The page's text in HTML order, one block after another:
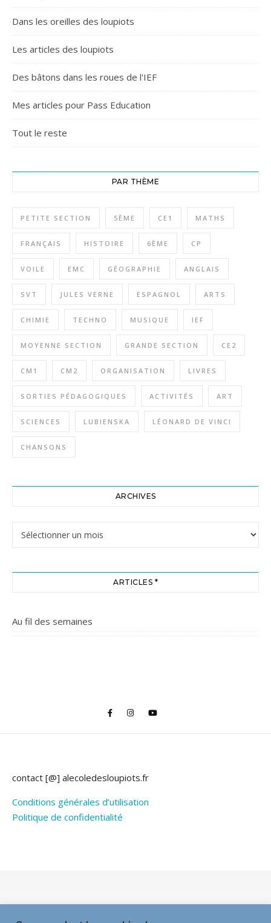
Dans les oreilles des loupiots
Les articles des loupiots
Des bâtons dans les roues de l'IEF
Mes articles pour Pass Education
Tout le reste
PAR THÈME
PETITE SECTION 5ÈME CE1 MATHS
FRANÇAIS HISTOIRE 6ÈME CP
VOILE EMC GÉOGRAPHIE ANGLAIS
SVT JULES VERNE ESPAGNOL ARTS
CHIMIE TECHNO MUSIQUE IEF
MOYENNE SECTION GRANDE SECTION CE2
CM1 CM2 ORGANISATION LIVRES
SORTIES PÉDAGOGIQUES ACTIVITÉS ART
SCIENCES LUBIENSKA LÉONARD DE VINCI
CHANSONS
ARCHIVES
ARTICLES *
Au fil des semaines
contact [@] alecoledesloupiots.fr
Conditions générales d’utilisation
Politique de confidentialité